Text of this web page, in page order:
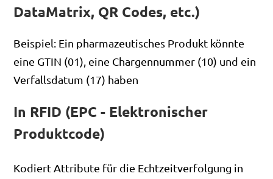
DataMatrix, QR Codes, etc.)
Beispiel: Ein pharmazeutisches Produkt könnte
eine GTIN (01), eine Chargennummer (10) und ein
Verfallsdatum (17) haben
In RFID (EPC - Elektronischer
Produktcode)
Kodiert Attribute für die Echtzeitverfolgung in